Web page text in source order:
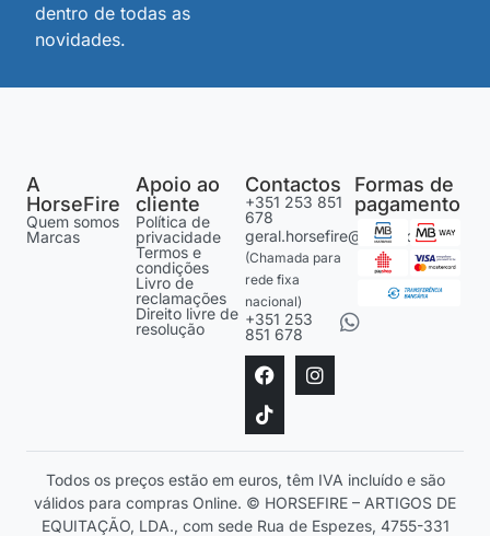
dentro de todas as
novidades.
A
HorseFire
Quem somos
Marcas
Apoio ao
cliente
Política de
privacidade
Termos e
condições
Livro de
reclamações
Direito livre de
resolução
Contactos
+351 253 851
678
geral.horsefire@gmail.com
(Chamada para
rede fixa
nacional)
+351 253
851 678
Formas de
pagamento
Todos os preços estão em euros, têm IVA incluído e são
válidos para compras Online. © HORSEFIRE – ARTIGOS DE
EQUITAÇÃO, LDA., com sede Rua de Espezes, 4755-331